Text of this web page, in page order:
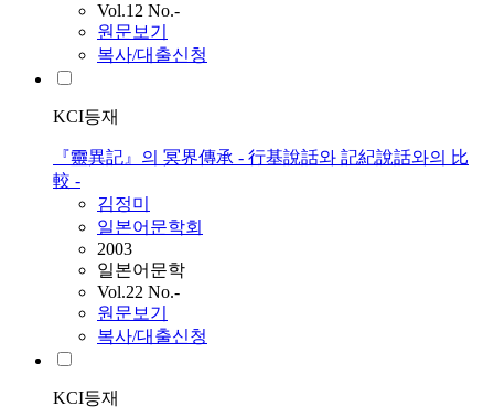
Vol.12 No.-
원문보기
복사/대출신청
KCI등재
『靈異記』의 冥界傳承 - 行基說話와 記紀說話와의 比
較 -
김정미
일본어문학회
2003
일본어문학
Vol.22 No.-
원문보기
복사/대출신청
KCI등재